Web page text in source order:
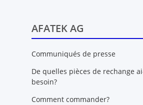
AFATEK AG
Communiqués de presse
De quelles pièces de rechange
besoin?
Comment commander?